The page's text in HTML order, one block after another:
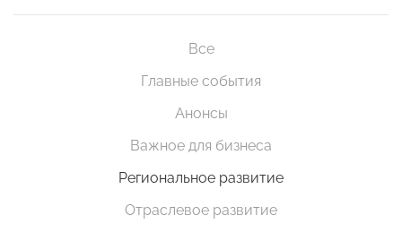
Все
Главные события
Анонсы
Важное для бизнеса
Региональное развитие
Отраслевое развитие